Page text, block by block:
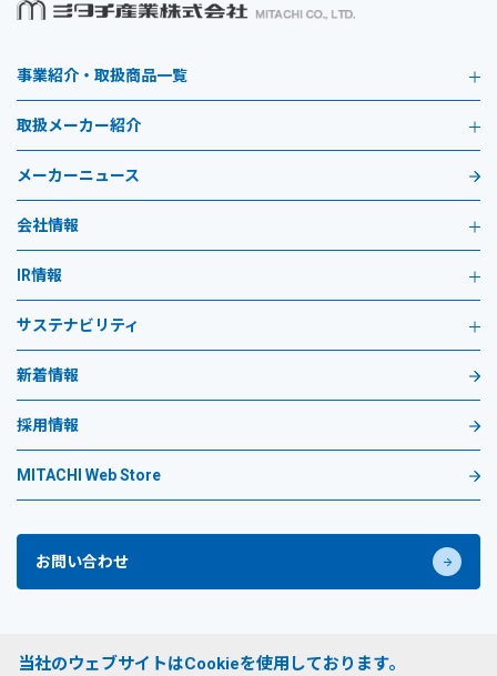
事業紹介・取扱商品一覧
取扱メーカー紹介
メーカーニュース
会社情報
IR情報
サステナビリティ
新着情報
採用情報
MITACHI Web Store
お問い合わせ
当社のウェブサイトはCookieを使用しております。